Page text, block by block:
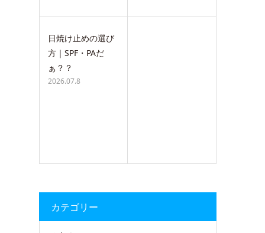
日焼け止めの選び
方｜SPF・PAだ
ぁ？？
2026.07.8
カテゴリー